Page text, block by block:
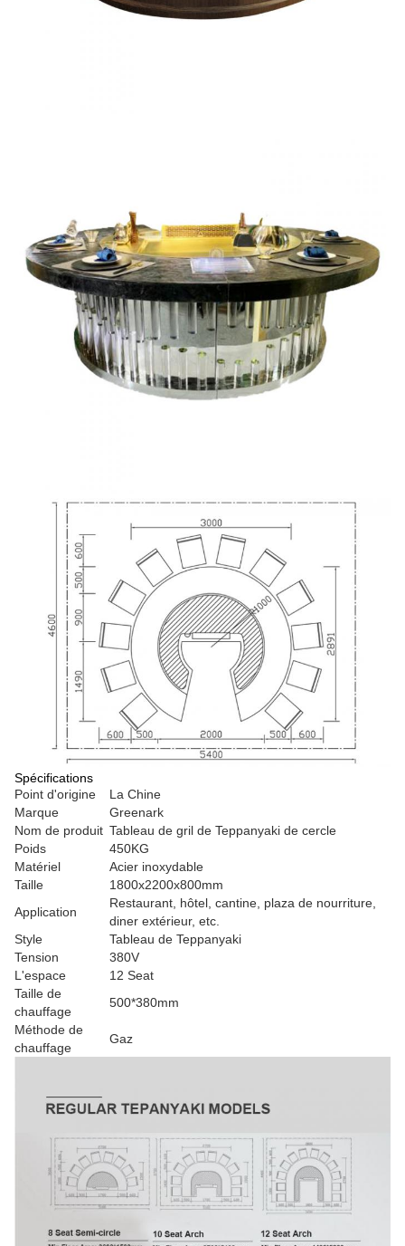
Spécifications
Point d'origine
La Chine
Marque
Greenark
Nom de produit Tableau de gril de Teppanyaki de cercle
Poids
450KG
Matériel
Acier inoxydable
Taille
1800x2200x800mm
Application
Restaurant, hôtel, cantine, plaza de nourriture,
diner extérieur, etc.
Style
Tableau de Teppanyaki
Tension
380V
L'espace
12 Seat
Taille de
chauffage
500*380mm
Méthode de
chauffage
Gaz